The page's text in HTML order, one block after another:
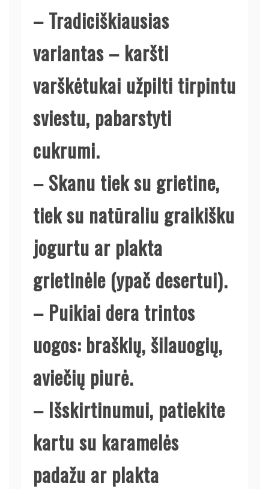
– Tradiciškiausias
variantas – karšti
varškėtukai užpilti tirpintu
sviestu, pabarstyti
cukrumi.
– Skanu tiek su grietine,
tiek su natūraliu graikišku
jogurtu ar plakta
grietinėle (ypač desertui).
– Puikiai dera trintos
uogos: braškių, šilauogių,
aviečių piurė.
– Išskirtinumui, patiekite
kartu su karamelės
padažu ar plakta